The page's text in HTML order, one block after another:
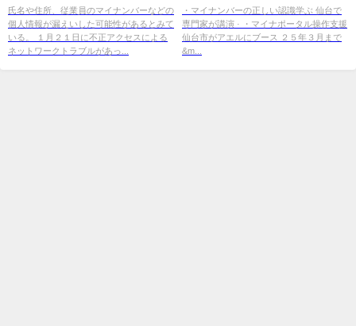
共同通信 ニュース - 沖縄タイム
ス
氏名や住所、従業員のマイナンバーなどの
個人情報が漏えいした可能性があるとみて
いる。 １月２１日に不正アクセスによる
ネットワークトラブルがあっ...
は50人ほどの長い列 - 河北新報
・マイナンバーの正しい認識学ぶ 仙台で
専門家が講演 · ・マイナポータル操作支援
仙台市がアエルにブース ２５年３月まで
&m...